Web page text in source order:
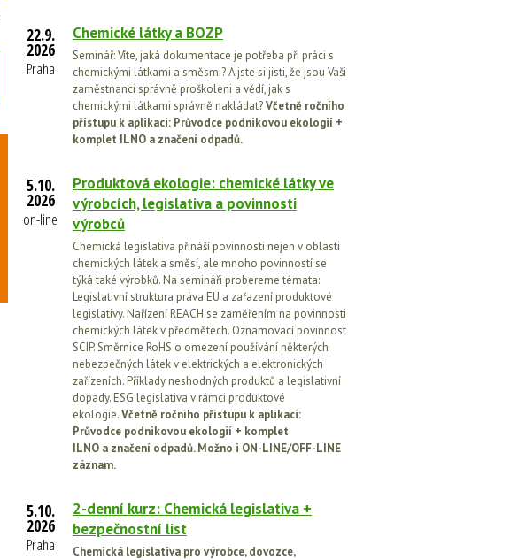
22.9.
2026
Praha
Chemické látky a BOZP
Seminář: Víte, jaká dokumentace je potřeba při práci s
chemickými látkami a směsmi? A jste si jisti, že jsou Vaši
zaměstnanci správně proškoleni a vědí, jak s
chemickými látkami správně nakládat?Včetně ročního
přístupu k aplikaci: Průvodce podnikovou ekologií +
komplet ILNO a značení odpadů.
5.10.
2026
on-line
Produktová ekologie: chemické látky ve
výrobcích, legislativa a povinnosti
výrobců
Chemická legislativa přináší povinnosti nejen v oblasti
chemických látek a směsí, ale mnoho povinností se
týká také výrobků. Na semináři probereme témata:
Legislativní struktura práva EU a zařazení produktové
legislativy. Nařízení REACH se zaměřením na povinnosti
chemických látek v předmětech. Oznamovací povinnost
SCIP. Směrnice RoHS o omezení používání některých
nebezpečných látek v elektrických a elektronických
zařízeních. Příklady neshodných produktů a legislativní
dopady. ESG legislativa v rámci produktové
ekologie.Včetně ročního přístupu k aplikaci:
Průvodce podnikovou ekologií + komplet
ILNO a značení odpadů. Možno i ON-LINE/OFF-LINE
záznam.
5.10.
2026
Praha
2-denní kurz: Chemická legislativa +
bezpečnostní list
Chemická legislativa pro výrobce, dovozce,